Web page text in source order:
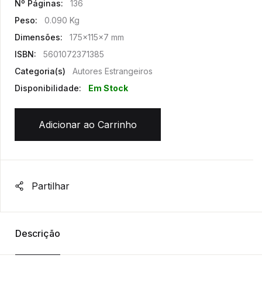
Nº Páginas:
136
Peso:
0.090 Kg
Dimensões:
175x115x7 mm
ISBN:
5601072371385
Categoria(s)
Autores Estrangeiros
Disponibilidade:
Em Stock
Adicionar ao Carrinho
Partilhar
Descrição